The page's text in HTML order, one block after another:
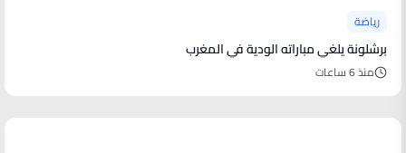
رياضة
برشلونة يلغي مباراته الودية في المغرب
منذ 6 ساعات